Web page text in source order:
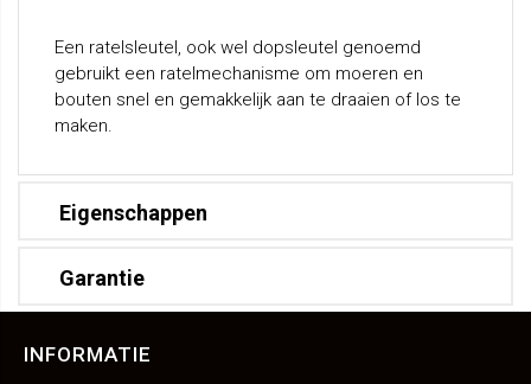
Een ratelsleutel, ook wel dopsleutel genoemd
gebruikt een ratelmechanisme om moeren en
bouten snel en gemakkelijk aan te draaien of los te
maken.
Eigenschappen
Garantie
INFORMATIE